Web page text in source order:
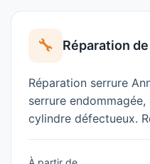
🔧 Réparation
Réparation serrure
serrure
cylindre défectueux.